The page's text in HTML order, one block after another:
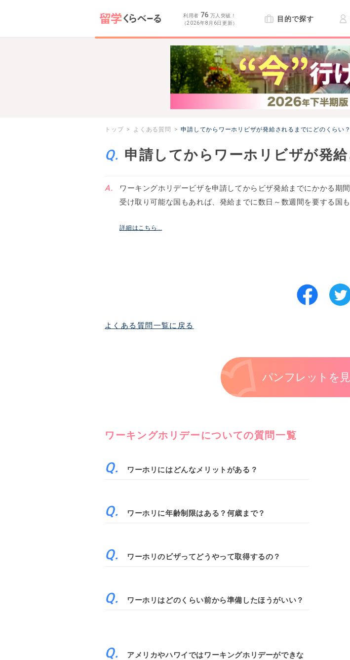
利用者 76 万人突破！
（2026年8月6日更新）
目的で探す
トップ よくある質問 申請してからワーホリビザが発給されるまでにどのくらい？
申請してからワーホリビザが発
ワーキングホリデービザを申請してからビザ発給までにかかる期
受け取り可能な国もあれば、発給までに数日～数週間を要する国も
詳細はこちら…
よくある質問一覧に戻る
パンフレットを
ワーキングホリデーについての質問一覧
ワーホリにはどんなメリットがある？
ワーホリに年齢制限はある？何歳まで？
ワーホリのビザってどうやって取得するの？
ワーホリはどのくらい前から準備したほうがいい？
アメリカやハワイではワーキングホリデーができな